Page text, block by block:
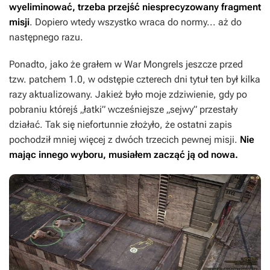
wyeliminować, trzeba przejść niesprecyzowany fragment
misji. Dopiero wtedy wszystko wraca do normy... aż do
następnego razu.
Ponadto, jako że grałem w War Mongrels jeszcze przed
tzw. patchem 1.0, w odstępie czterech dni tytuł ten był kilka
razy aktualizowany. Jakież było moje zdziwienie, gdy po
pobraniu którejś „łatki” wcześniejsze „sejwy” przestały
działać. Tak się niefortunnie złożyło, że ostatni zapis
pochodził mniej więcej z dwóch trzecich pewnej misji. Nie
mając innego wyboru, musiałem zacząć ją od nowa.